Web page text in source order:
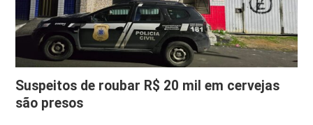
Suspeitos de roubar R$ 20 mil em cervejas
são presos